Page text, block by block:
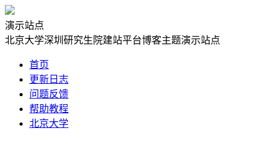
演示站点
北京大学深圳研究生院建站平台博客主题演示站点
首页
更新日志
问题反馈
帮助教程
北京大学